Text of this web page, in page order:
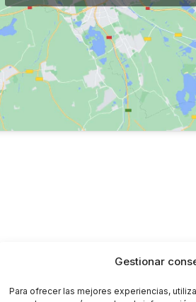
Gestionar
Para ofrecer las mejores experiencias,